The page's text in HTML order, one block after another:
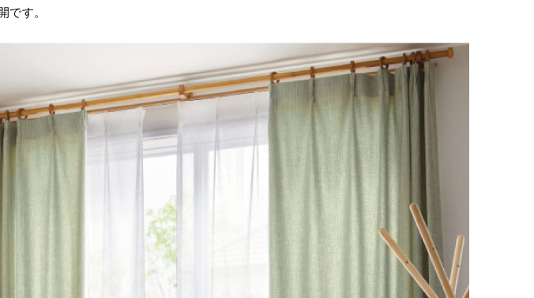
です。